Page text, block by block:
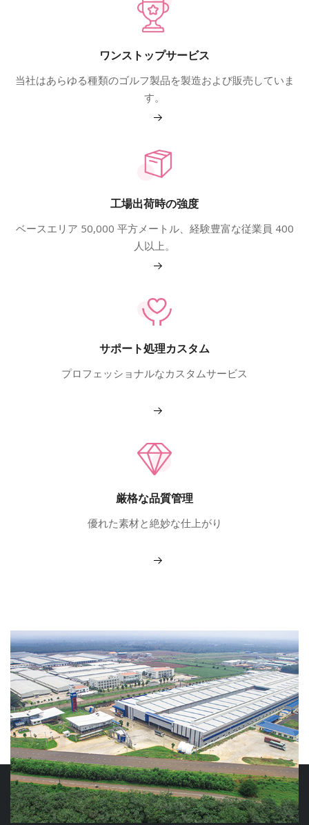
ワンストップサービス
当社はあらゆる種類のゴルフ製品を製造および販売していま
す。
もっと見る
工場出荷時の強度
ベースエリア 50,000 平方メートル、経験豊富な従業員 400
人以上。
もっと見る
サポート処理カスタム
プロフェッショナルなカスタムサービス
もっと見る
厳格な品質管理
優れた素材と絶妙な仕上がり
もっと見る